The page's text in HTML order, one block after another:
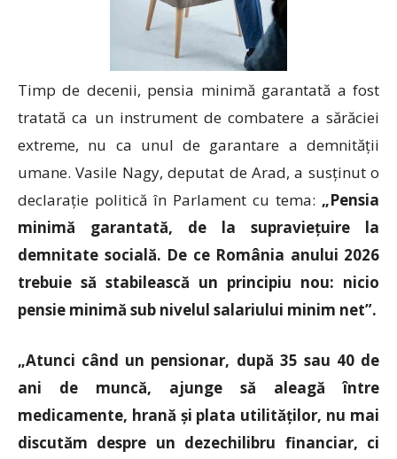
Timp de decenii, pensia minimă garantată a fost
tratată ca un instrument de combatere a sărăciei
extreme, nu ca unul de garantare a demnității
umane. Vasile Nagy, deputat de Arad, a susținut o
declarație politică în Parlament cu tema: „Pensia
minimă garantată, de la supraviețuire la
demnitate socială. De ce România anului 2026
trebuie să stabilească un principiu nou: nicio
pensie minimă sub nivelul salariului minim net”.
„Atunci când un pensionar, după 35 sau 40 de
ani de muncă, ajunge să aleagă între
medicamente, hrană și plata utilităților, nu mai
discutăm despre un dezechilibru financiar, ci